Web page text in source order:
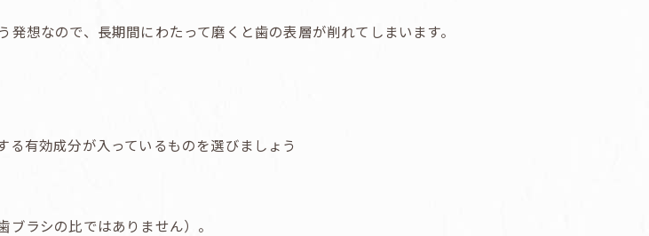
想なので、長期間にわたって磨くと歯の表層が削れてしまいます。
有効成分が入っているものを選びましょう
ラシの比ではありません）。